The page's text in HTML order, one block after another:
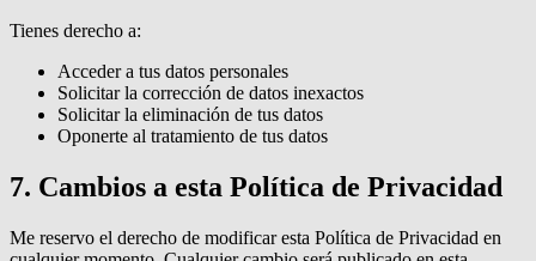
Tienes derecho a:
Acceder a tus datos personales
Solicitar la corrección de datos inexactos
Solicitar la eliminación de tus datos
Oponerte al tratamiento de tus datos
7. Cambios a esta Política de Privacidad
Me reservo el derecho de modificar esta Política de Privacidad en